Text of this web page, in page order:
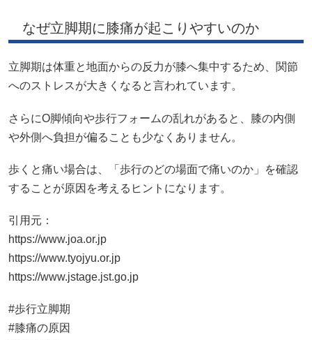
なぜ立脚期に膝痛が起こりやすいのか
立脚期は体重と地面からの反力が膝へ集中するため、関節
へのストレスが大きくなると言われています。
さらにO脚傾向や歩行フォームの乱れがあると、膝の内側
や外側へ負担が偏ることも少なくありません。
歩くと痛い場合は、「歩行のどの場面で痛いのか」を確認
することが原因を考えるヒントになります。
引用元：
https://www.joa.or.jp
https://www.tyojyu.or.jp
https://www.jstage.jst.go.jp
#歩行立脚期
#膝痛の原因